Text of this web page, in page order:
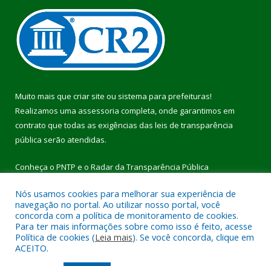
Muito mais que criar site ou sistema para prefeituras!
Realizamos uma assessoria completa, onde garantimos em
contrato que todas as exigências das leis de transparência
pública serão atendidas.
Conheça o PNTP e o Radar da Transparência Pública
Todos os direitos reservados a Prefeitura Municipal de Pau
D’Arco.
Nós usamos cookies para melhorar sua experiência de
navegação no portal. Ao utilizar nosso portal, você
concorda com a política de monitoramento de cookies.
Para ter mais informações sobre como isso é feito, acesse
Política de cookies (Leia mais). Se você concorda, clique em
ACEITO.